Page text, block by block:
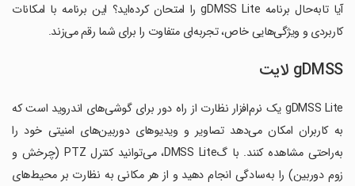
آیا تابه‌حال برنامه gDMSS Lite را امتحان کرده‌اید؟ این برنامه با امکانات
کاربردی و ویژگی‌هایی خاص، تجربه‌ای متفاوت را برای شما رقم می‌زند.
gDMSS لایت
gDMSS Lite یک نرم‌افزار نظارت از راه دور برای گوشی‌های اندروید است که
به کاربران امکان می‌دهد تصاویر و ویدیوهای دوربین‌های امنیتی خود را
به‌راحتی مشاهده کنند. با گDMSS Lite، می‌توانید کنترل PTZ (چرخش و
زوم دوربین) را به‌سادگی انجام دهید و از هر مکانی به نظارت بر محیط‌های